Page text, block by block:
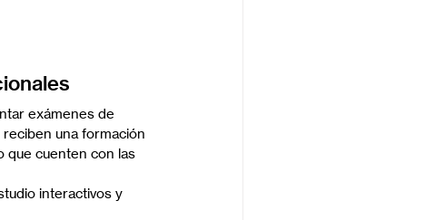
exámenes de
una formación
que cuenten con las
interactivos y